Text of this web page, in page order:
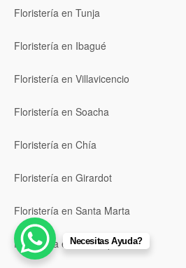
Floristería en Tunja
Floristería en Ibagué
Floristería en Villavicencio
Floristería en Soacha
Floristería en Chía
Floristería en Girardot
Floristería en Santa Marta
Floristería en Valledupar
Necesitas Ayuda?